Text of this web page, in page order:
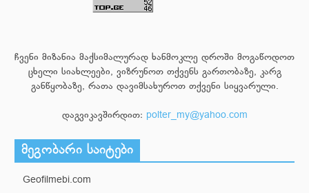
ჩვენი მიზანია მაქსიმალურად ხანმოკლე დროში მოგაწოდოთ
ცხელი სიახლეები, ვიზრუნოთ თქვენს გართობაზე, კარგ
განწყობაზე, რათა დავიმსახუროთ თქვენი სიყვარული.
დაგვიკავშირდით: polter_my@yahoo.com
მეგობარი საიტები
Geofilmebi.com